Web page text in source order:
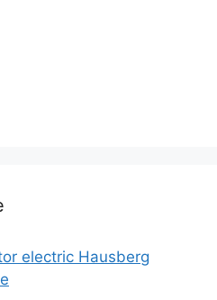
electric Hausberg